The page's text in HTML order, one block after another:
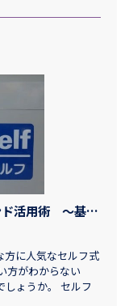
セルフ初心者もわかる！セルフスタンド活用術 ～基礎編～
方に人気なセルフ式
方がわからない
ょうか。 セルフ